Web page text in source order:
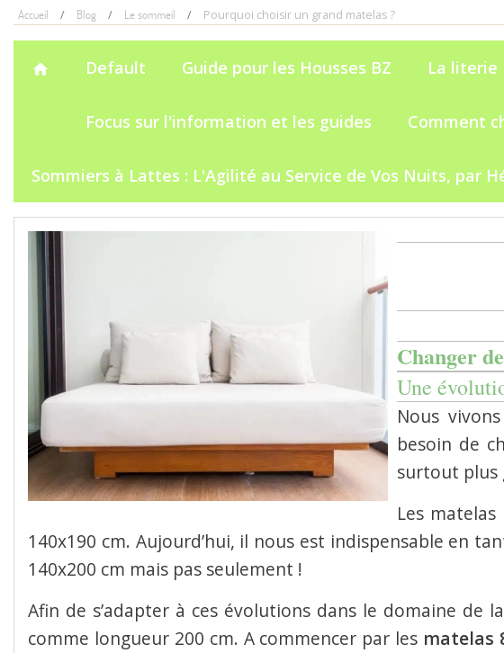
Accueil Blog Le sommeil Pourquoi choisir un grand matelas ?
home Default Guide pour les Housses BZ La literie
Focus sur l'information et les guides Comment
Sommiers à Lattes : L'Agilité au Service de Vos Nuits, par
Changer
Une
Nous
besoin de
surtout plus
Les
140x190 cm. Aujourd’hui, il nous est indispensable en
140x200 cm mais pas seulement !
Afin de s’adapter à ces évolutions dans le domaine
comme longueur 200 cm. A commencer par les matelas